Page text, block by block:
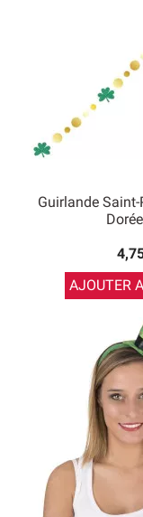
Guirlande
AJOUTER